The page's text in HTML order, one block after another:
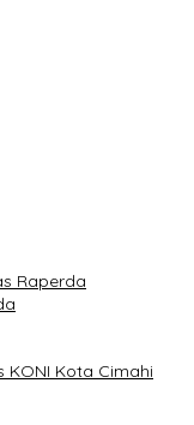
Raperda
KONI Kota Cimahi